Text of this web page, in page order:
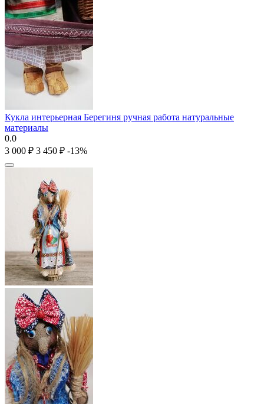
Кукла интерьерная Берегиня ручная работа натуральные
материалы
0.0
3 000 ₽ 3 450 ₽ -13%